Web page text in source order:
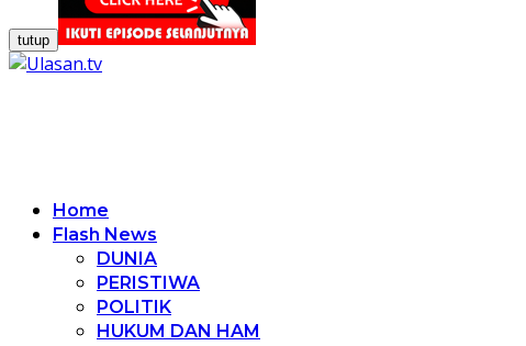
tutup
Home
Flash News
DUNIA
PERISTIWA
POLITIK
HUKUM DAN HAM